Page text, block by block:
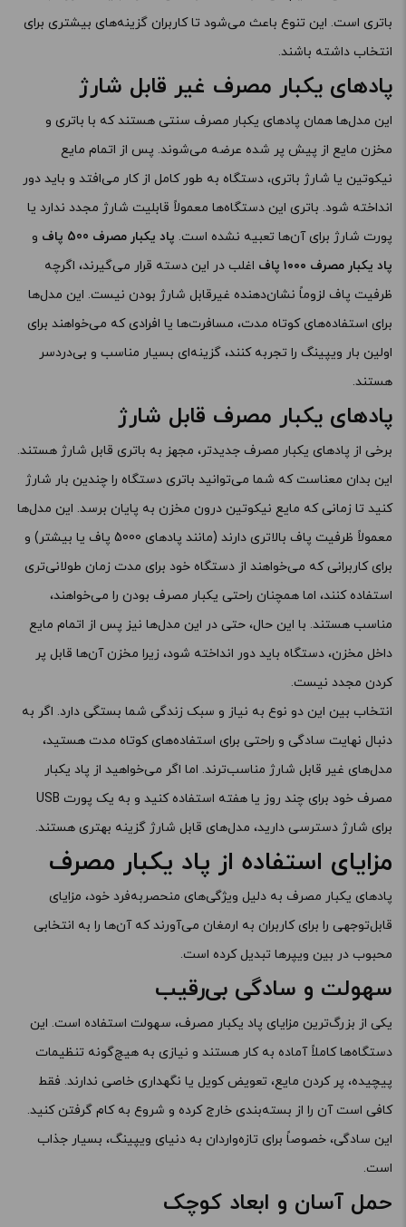
باتری است. این تنوع باعث می‌شود تا کاربران گزینه‌های بیشتری برای
انتخاب داشته باشند.
پادهای یکبار مصرف غیر قابل شارژ
این مدل‌ها همان پادهای یکبار مصرف سنتی هستند که با باتری و
مخزن مایع از پیش پر شده عرضه می‌شوند. پس از اتمام مایع
نیکوتین یا شارژ باتری، دستگاه به طور کامل از کار می‌افتد و باید دور
انداخته شود. باتری این دستگاه‌ها معمولاً قابلیت شارژ مجدد ندارد یا
پورت شارژ برای آن‌ها تعبیه نشده است. پاد یکبار مصرف 500 پاف
و
پاد یکبار مصرف ۱۰۰۰ پاف
اغلب در این دسته قرار می‌گیرند، اگرچه
ظرفیت پاف لزوماً نشان‌دهنده غیرقابل شارژ بودن نیست. این مدل‌ها
برای استفاده‌های کوتاه مدت، مسافرت‌ها یا افرادی که می‌خواهند برای
اولین بار ویپینگ را تجربه کنند، گزینه‌ای بسیار مناسب و بی‌دردسر
هستند.
پادهای یکبار مصرف قابل شارژ
برخی از پادهای یکبار مصرف جدیدتر، مجهز به باتری قابل شارژ هستند.
این بدان معناست که شما می‌توانید باتری دستگاه را چندین بار شارژ
کنید تا زمانی که مایع نیکوتین درون مخزن به پایان برسد. این مدل‌ها
معمولاً ظرفیت پاف بالاتری دارند (مانند پادهای 5000 پاف یا بیشتر) و
برای کاربرانی که می‌خواهند از دستگاه خود برای مدت زمان طولانی‌تری
استفاده کنند، اما همچنان راحتی یکبار مصرف بودن را می‌خواهند،
مناسب هستند. با این حال، حتی در این مدل‌ها نیز پس از اتمام مایع
داخل مخزن، دستگاه باید دور انداخته شود، زیرا مخزن آن‌ها قابل پر
کردن مجدد نیست.
انتخاب بین این دو نوع به نیاز و سبک زندگی شما بستگی دارد. اگر به
دنبال نهایت سادگی و راحتی برای استفاده‌های کوتاه مدت هستید،
مدل‌های غیر قابل شارژ مناسب‌ترند. اما اگر می‌خواهید از پاد یکبار
مصرف خود برای چند روز یا هفته استفاده کنید و به یک پورت USB
برای شارژ دسترسی دارید، مدل‌های قابل شارژ گزینه بهتری هستند.
مزایای استفاده از پاد یکبار مصرف
پادهای یکبار مصرف به دلیل ویژگی‌های منحصربه‌فرد خود، مزایای
قابل‌توجهی را برای کاربران به ارمغان می‌آورند که آن‌ها را به انتخابی
محبوب در بین ویپرها تبدیل کرده است.
سهولت و سادگی بی‌رقیب
یکی از بزرگ‌ترین مزایای پاد یکبار مصرف، سهولت استفاده است. این
دستگاه‌ها کاملاً آماده به کار هستند و نیازی به هیچ‌گونه تنظیمات
پیچیده، پر کردن مایع، تعویض کویل یا نگهداری خاصی ندارند. فقط
کافی است آن را از بسته‌بندی خارج کرده و شروع به کام گرفتن کنید.
این سادگی، خصوصاً برای تازه‌واردان به دنیای ویپینگ، بسیار جذاب
است.
حمل آسان و ابعاد کوچک